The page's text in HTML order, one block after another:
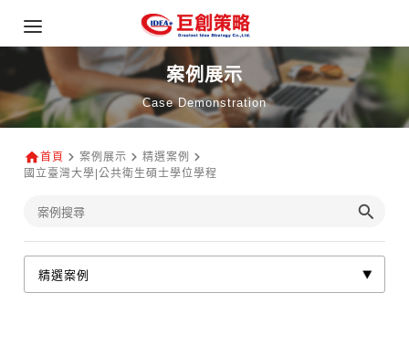
案例展示
Case Demonstration
首頁 案例展示
精選案例
國立臺灣大學|公共衛生碩士學位學程